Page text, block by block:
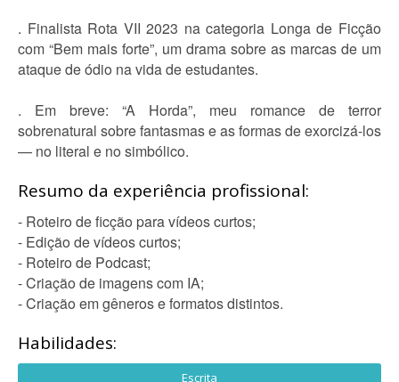
. Finalista Rota VII 2023 na categoria Longa de Ficção
com “Bem mais forte”, um drama sobre as marcas de um
ataque de ódio na vida de estudantes.
. Em breve: “A Horda”, meu romance de terror
sobrenatural sobre fantasmas e as formas de exorcizá-los
— no literal e no simbólico.
Resumo da experiência profissional:
- Roteiro de ficção para vídeos curtos;
- Edição de vídeos curtos;
- Roteiro de Podcast;
- Criação de imagens com IA;
- Criação em gêneros e formatos distintos.
Habilidades:
Escrita